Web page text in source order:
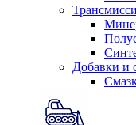
Добавки и